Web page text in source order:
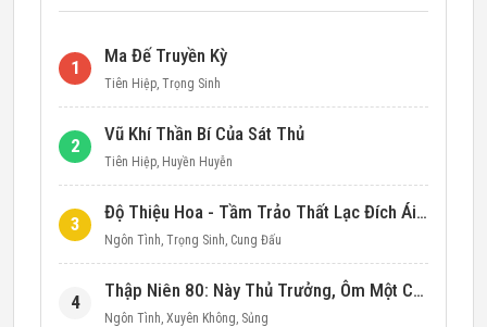
1
Ma Đế Truyền Kỳ
Tiên Hiệp, Trọng Sinh
2
Vũ Khí Thần Bí Của Sát Thủ
Tiên Hiệp, Huyền Huyễn
3
Độ Thiệu Hoa - Tầm Trảo Thất Lạc Đích Ái Tình
Ngôn Tình, Trọng Sinh, Cung Đấu
4
Thập Niên 80: Này Thủ Trưởng, Ôm Một Cái Đi!
Ngôn Tình, Xuyên Không, Sủng